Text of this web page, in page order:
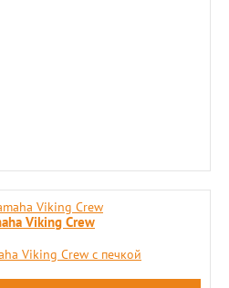
Viking Crew
Viking Crew c печкой